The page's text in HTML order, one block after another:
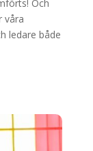
Och
våra
ledare både